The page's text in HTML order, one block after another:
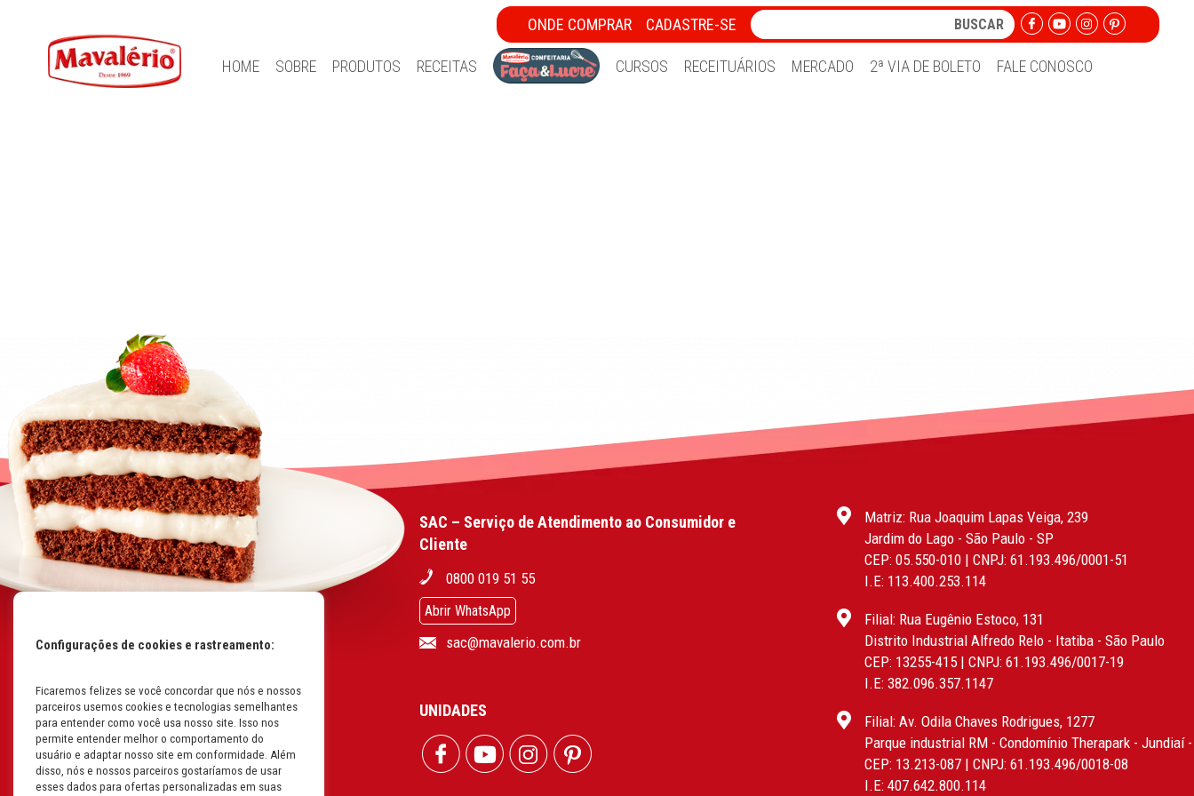
ONDE COMPRAR CADASTRE-SE
HOME SOBRE PRODUTOS RECEITAS CURSOS RECEITUÁRIOS MERCADO 2ª VIA DE BOLETO FALE CONOSCO
Mapa do Site
Políticas da Empresa
Perguntas Frequentes
Código de Conduta
SAC – Serviço de Atendimento ao Consumidor e
Cliente
0800 019 51 55
Abrir WhatsApp
sac@mavalerio.com.br
UNIDADES
Matriz: Rua Joaquim Lapas Veiga, 239
Jardim do Lago - São Paulo - SP
CEP: 05.550-010 | CNPJ: 61.193.496/0001-51
I.E: 113.400.253.114
Filial: Rua Eugênio Estoco, 131
Distrito Industrial Alfredo Relo - Itatiba - São Paulo
CEP: 13255-415 | CNPJ: 61.193.496/0017-19
I.E: 382.096.357.1147
Filial: Av. Odila Chaves Rodrigues, 1277
Parque industrial RM - Condomínio Therapark - Jundiaí
CEP: 13.213-087 | CNPJ: 61.193.496/0018-08
I.E: 407.642.800.114
Configurações de cookies e rastreamento:
Ficaremos felizes se você concordar que nós e nossos
parceiros usemos cookies e tecnologias semelhantes
para entender como você usa nosso site. Isso nos
permite entender melhor o comportamento do
usuário e adaptar nosso site em conformidade. Além
disso, nós e nossos parceiros gostaríamos de usar
esses dados para ofertas personalizadas em suas